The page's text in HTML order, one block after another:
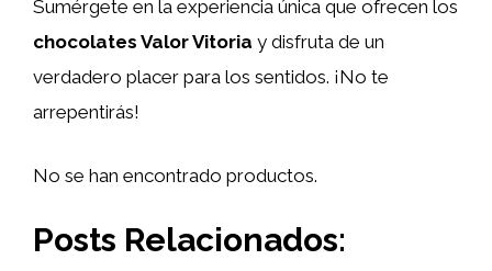
Sumérgete en la experiencia única que ofrecen los
chocolates Valor Vitoria y disfruta de un
verdadero placer para los sentidos. ¡No te
arrepentirás!
No se han encontrado productos.
Posts Relacionados: